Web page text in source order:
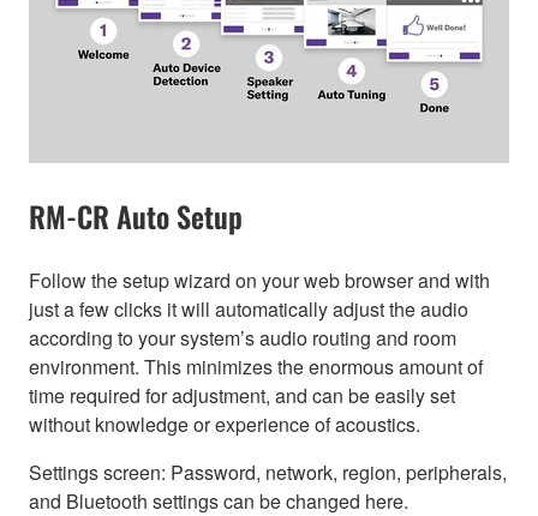
RM-CR Auto Setup
Follow the setup wizard on your web browser and with
just a few clicks it will automatically adjust the audio
according to your system’s audio routing and room
environment. This minimizes the enormous amount of
time required for adjustment, and can be easily set
without knowledge or experience of acoustics.
Settings screen: Password, network, region, peripherals,
and Bluetooth settings can be changed here.